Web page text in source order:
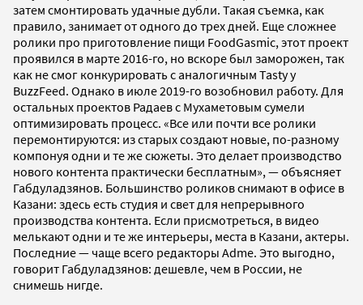
затем смонтировать удачные дубли. Такая съемка, как
правило, занимает от одного до трех дней. Еще сложнее
ролики про приготовление пищи FoodGasmic, этот проект
проявился в марте 2016-го, но вскоре был заморожен, так
как не смог конкурировать с аналогичным Tasty у
BuzzFeed. Однако в июле 2019-го возобновил работу. Для
остальных проектов Радаев с Мухаметовым сумели
оптимизировать процесс. «Все или почти все ролики
перемонтируются: из старых создают новые, по-разному
компонуя одни и те же сюжеты. Это делает производство
нового контента практически бесплатным», — объясняет
Габдуладзянов. Большинство роликов снимают в офисе в
Казани: здесь есть студия и свет для непрерывного
производства контента. Если присмотреться, в видео
мелькают одни и те же интерьеры, места в Казани, актеры.
Последние — чаще всего редакторы Adme. Это выгодно,
говорит Габдуладзянов: дешевле, чем в России, не
снимешь нигде.